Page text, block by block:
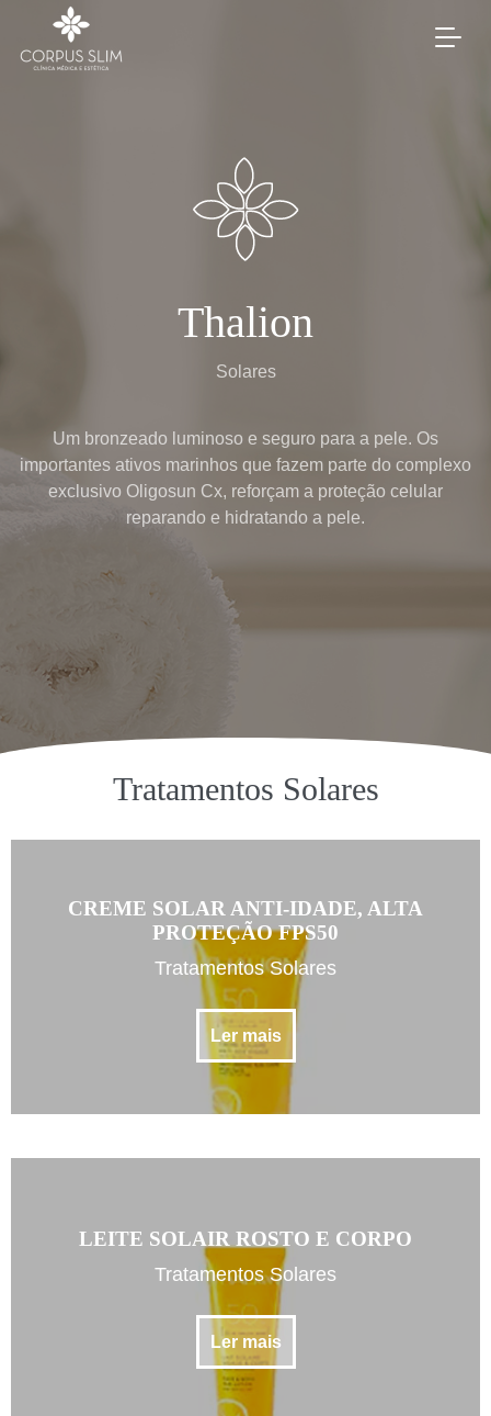
Thalion
Solares
Um bronzeado luminoso e seguro para a pele. Os
importantes ativos marinhos que fazem parte do complexo
exclusivo Oligosun Cx, reforçam a proteção celular
reparando e hidratando a pele.
Tratamentos Solares
CREME SOLAR ANTI-IDADE, ALTA
PROTEÇÃO FPS50
Tratamentos Solares
Ler mais
LEITE SOLAIR ROSTO E CORPO
Tratamentos Solares
Ler mais